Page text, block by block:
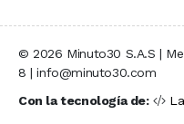
© 2026 Minuto30 S.A.S |
8 | info@minuto30.com
Con la tecnología de: